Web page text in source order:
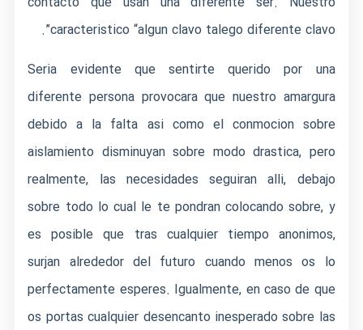
caracteristico “algun clavo talego diferente clavo”.
Seri­a evidente que sentirte querido por una
diferente persona provocara que nuestro amargura
debido a la falta asi­ como el conmocion sobre
aislamiento disminuyan sobre modo drastica, pero
realmente, las necesidades seguiran alli, debajo
sobre todo lo cual le te pondran colocando sobre, y
es posible que tras cualquier tiempo anonimos,
surjan alrededor del futuro cuando menos os lo
perfectamente esperes. Igualmente, en caso de que
os portas cualquier desencanto inesperado sobre las